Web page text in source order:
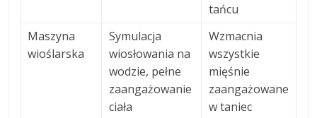
tańcu
Maszyna
wioślarska
Symulacja
wiosłowania na
wodzie, pełne
zaangażowanie
ciała
Wzmacnia
wszystkie
mięśnie
zaangażowane
w taniec